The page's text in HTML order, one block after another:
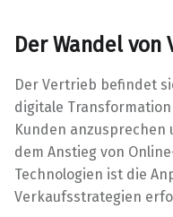
Der Wandel
Der Vertrieb befindet
digitale
Kunden anzusprechen
dem Anstieg von
Technologien ist die
Verkaufsstrategien